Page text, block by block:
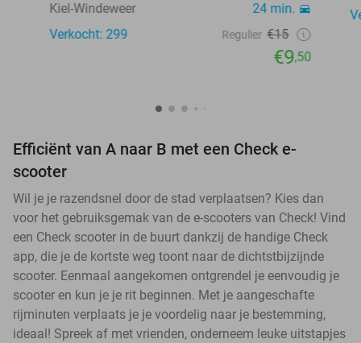
Kiel-Windeweer
24 min.
Verkocht: 299
Regulier €15
€9,50
Efficiënt van A naar B met een Check e-
scooter
Wil je je razendsnel door de stad verplaatsen? Kies dan
voor het gebruiksgemak van de e-scooters van Check! Vind
een Check scooter in de buurt dankzij de handige Check
app, die je de kortste weg toont naar de dichtstbijzijnde
scooter. Eenmaal aangekomen ontgrendel je eenvoudig je
scooter en kun je je rit beginnen. Met je aangeschafte
rijminuten verplaats je je voordelig naar je bestemming,
ideaal! Spreek af met vrienden, onderneem leuke uitstapjes